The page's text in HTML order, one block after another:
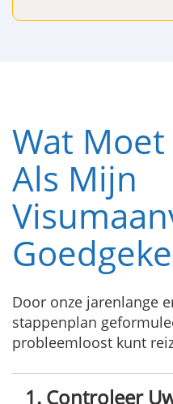
Wat
Als Mijn
Door onze jarenlange
stappenplan
probleemloost kunt
1. Controleer